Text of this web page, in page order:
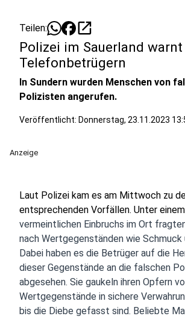
Teilen: open_in_new
Polizei im Sauerland
Telefonbetrügern
In Sundern wurden Menschen von
Polizisten angerufen.
Veröffentlicht: Donnerstag, 23.11.2023
Anzeige
Laut Polizei kam es am Mittwoch zu
entsprechenden Vorfällen. Unter
vermeintlichen Einbruchs im Ort
nach Wertgegenständen wie Schmuck
Dabei haben es die Betrüger auf die
dieser Gegenstände an die falschen
abgesehen. Sie gaukeln ihren Opfern
Wertgegenstände in sichere
bis die Diebe gefasst sind. Beliebte